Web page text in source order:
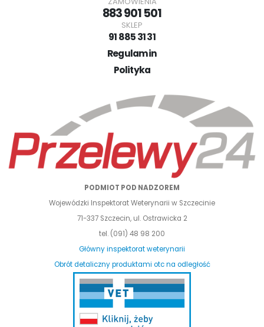
883 901 501
SKLEP
91 885 31 31
Regulamin
Polityka
PODMIOT POD NADZOREM
Wojewódzki Inspektorat Weterynarii w Szczecinie
71-337 Szczecin, ul. Ostrawicka 2
tel. (091) 48 98 200
Główny inspektorat weterynarii
Obrót detaliczny produktami otc na odległość